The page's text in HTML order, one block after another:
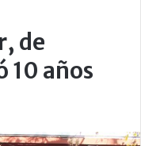
de
10 años